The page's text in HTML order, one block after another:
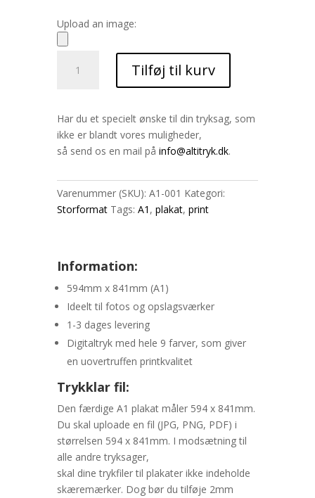
Upload an image:
plakat
Tilføj til kurv
Har du et specielt ønske til din tryksag, som
ikke er blandt vores muligheder,
så send os en mail på info@altitryk.dk.
Varenummer (SKU): A1-001 Kategori:
Storformat Tags: A1 , plakat, print
Information:
594mm x 841mm (A1)
Ideelt til fotos og opslagsværker
1-3 dages levering
Digitaltryk med hele 9 farver, som giver
en uovertruffen printkvalitet
Trykklar fil:
Den færdige A1 plakat måler 594 x 841mm.
Du skal uploade en fil (JPG, PNG, PDF) i
størrelsen 594 x 841mm. I modsætning til
alle andre tryksager,
skal dine trykfiler til plakater ikke indeholde
skæremærker. Dog bør du tilføje 2mm